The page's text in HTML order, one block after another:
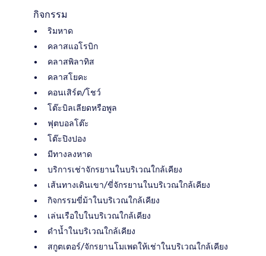
กิจกรรม
ริมหาด
คลาสแอโรบิก
คลาสพิลาทิส
คลาสโยคะ
คอนเสิร์ต/โชว์
โต๊ะบิลเลียดหรือพูล
ฟุตบอลโต๊ะ
โต๊ะปิงปอง
มีทางลงหาด
บริการเช่าจักรยานในบริเวณใกล้เคียง
เส้นทางเดินเขา/ขี่จักรยานในบริเวณใกล้เคียง
กิจกรรมขี่ม้าในบริเวณใกล้เคียง
เล่นเรือใบในบริเวณใกล้เคียง
ดำน้ำในบริเวณใกล้เคียง
สกูตเตอร์/จักรยานโมเพดให้เช่าในบริเวณใกล้เคียง